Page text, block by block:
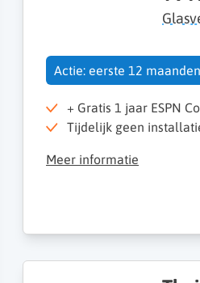
Actie: eerste 12
+ Gratis 1 jaar ESPN
Tijdelijk geen
Meer informatie